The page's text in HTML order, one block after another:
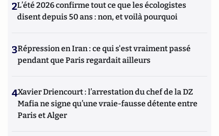
2L’été 2026 confirme tout ce que les écologistes
disent depuis 50 ans : non, et voilà pourquoi
3Répression en Iran : ce qui s'est vraiment passé
pendant que Paris regardait ailleurs
4Xavier Driencourt : l’arrestation du chef de la DZ
Mafia ne signe qu’une vraie-fausse détente entre
Paris et Alger